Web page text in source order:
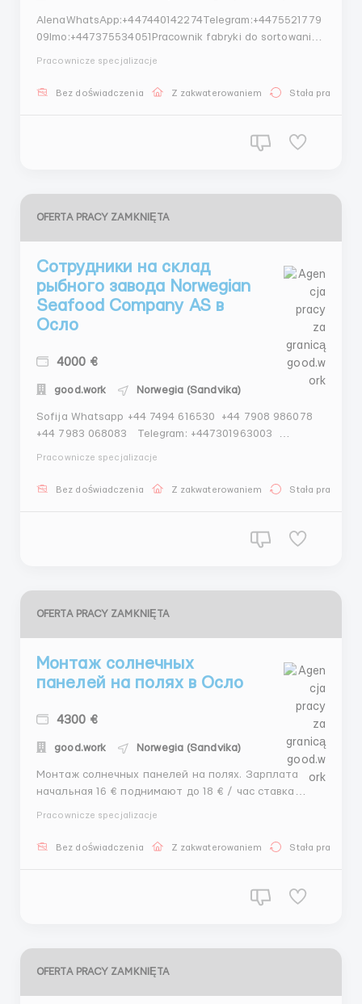
AlenaWhatsApp:+447440142274Telegram:+4475521779
09Imo:+447375534051Pracownik fabryki do sortowania
50 latObowiązki:Pakowaniekontrola jakości
Pracownicze specjalizacje
Bez doświadczenia Z zakwaterowaniem Stała praca
OFERTA PRACY ZAMKNIĘTA
Cотрудники на склад
рыбного завода Norwegian
Seafood Company AS в
Осло
4000 €
good.work Norwegia (Sandvika)
Sofija Whatsapp +44 7494 616530 +44 7908 986078
+44 7983 068083 Telegram: +447301963003
(Осло) Компания «Norwegian Seafood Compan...
Pracownicze specjalizacje
Bez doświadczenia Z zakwaterowaniem Stała praca
OFERTA PRACY ZAMKNIĘTA
Монтаж солнечных
панелей на полях в Осло
4300 €
good.work Norwegia (Sandvika)
Монтаж солнечных панелей на полях. Зарплата
начальная 16 € поднимают до 18 € / час ставка
бесплатно, в хороших для проживания условий,
Pracownicze specjalizacje
Bez doświadczenia Z zakwaterowaniem Stała praca
OFERTA PRACY ZAMKNIĘTA